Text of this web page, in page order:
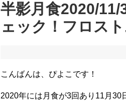
半影月食2020/
ェック！フロス
こんばんは、ぴよこです！
2020年には月食が3回あり11月30